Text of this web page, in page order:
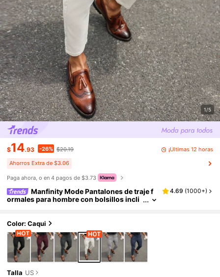
1/5
$14.93 -26% $20.19 ¡Últimas 12 horas
Ahorros Extra de $3.06
Paga ahora, o en 4 pagos de $3.73
Manfinity Mode Pantalones de traje f
ormales para hombre con bolsillos incli
4.69 (1000+)
Color: Caqui
Talla US